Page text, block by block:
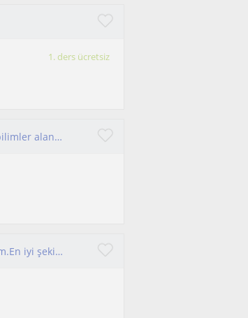
1. ders ücretsiz
Karadeniz Teknik Üniversitesi Biyoloji bölümü mezunu, adli bilimler alanında yüksek lisans yapan, alanına hakim biyoloji öğretmeni
8 senelik bir biyoloji öğretmeniyim.Lise öğrencilerimi beklerim.En iyi şekilde eğitim alacağınızdan emin olabilirsiniz